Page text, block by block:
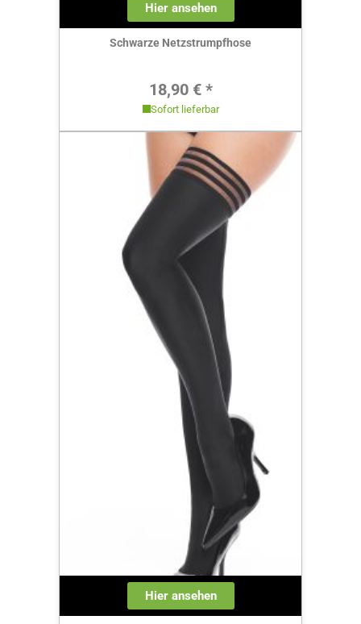
Hier ansehen
Schwarze Netzstrumpfhose
Regulärer Preis:
18,90 € *
Sofort lieferbar
Hier ansehen